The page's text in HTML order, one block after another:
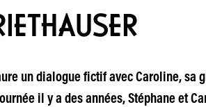
un dialogue fictif avec Caroline, sa
il y a des années, Stéphane et